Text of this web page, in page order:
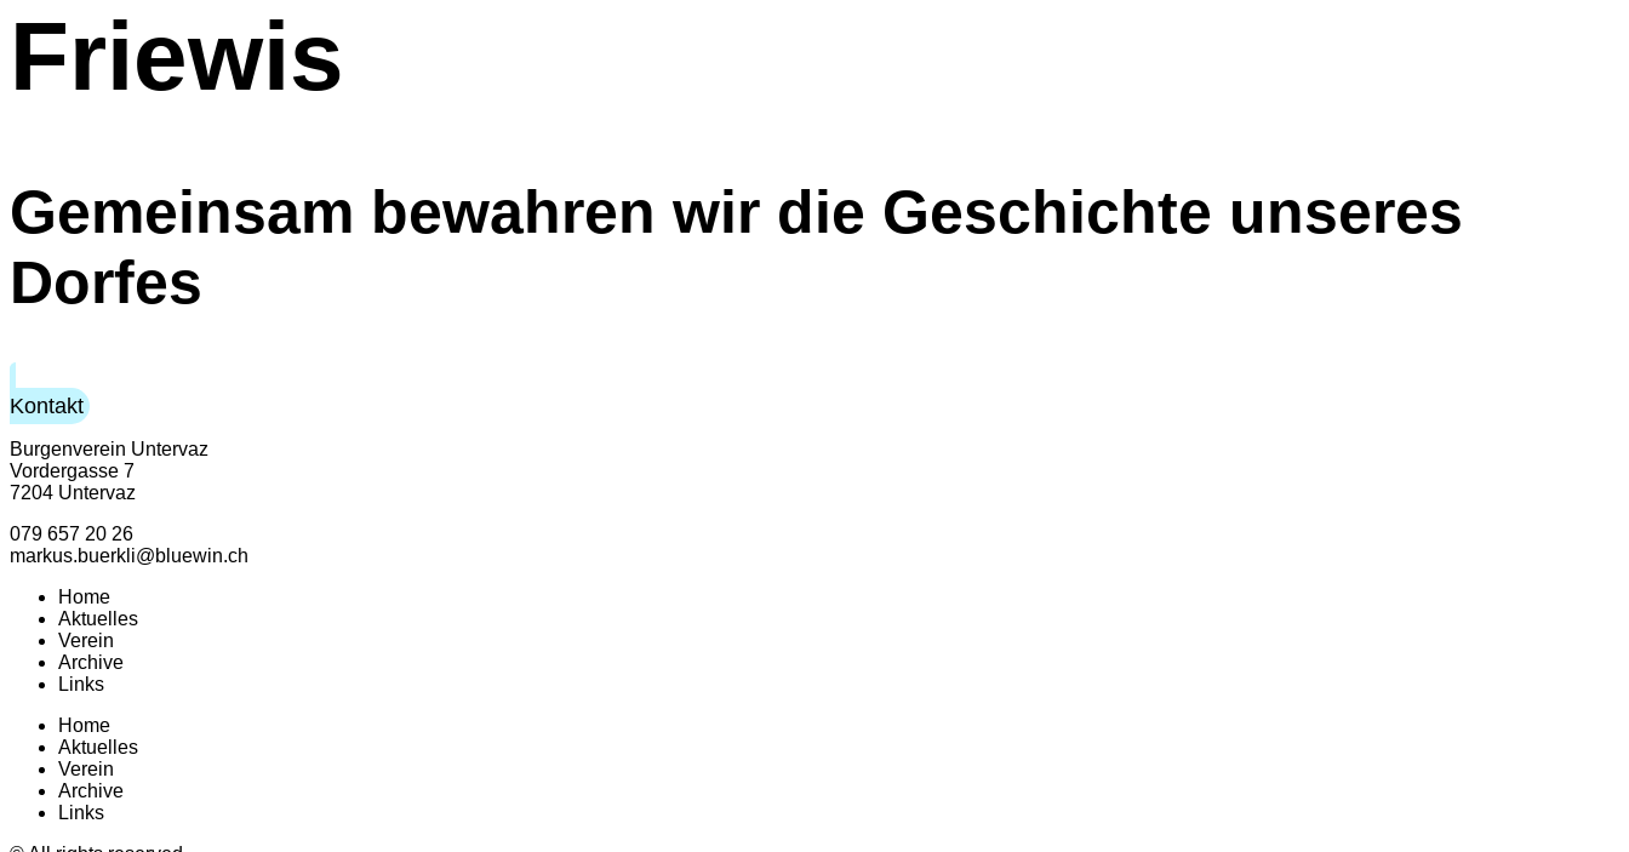
Friewis
Gemeinsam bewahren wir die Geschichte unseres
Dorfes
Kontakt
Burgenverein Untervaz
Vordergasse 7
7204 Untervaz
079 657 20 26
markus.buerkli@bluewin.ch
Home
Aktuelles
Verein
Archive
Links
Home
Aktuelles
Verein
Archive
Links